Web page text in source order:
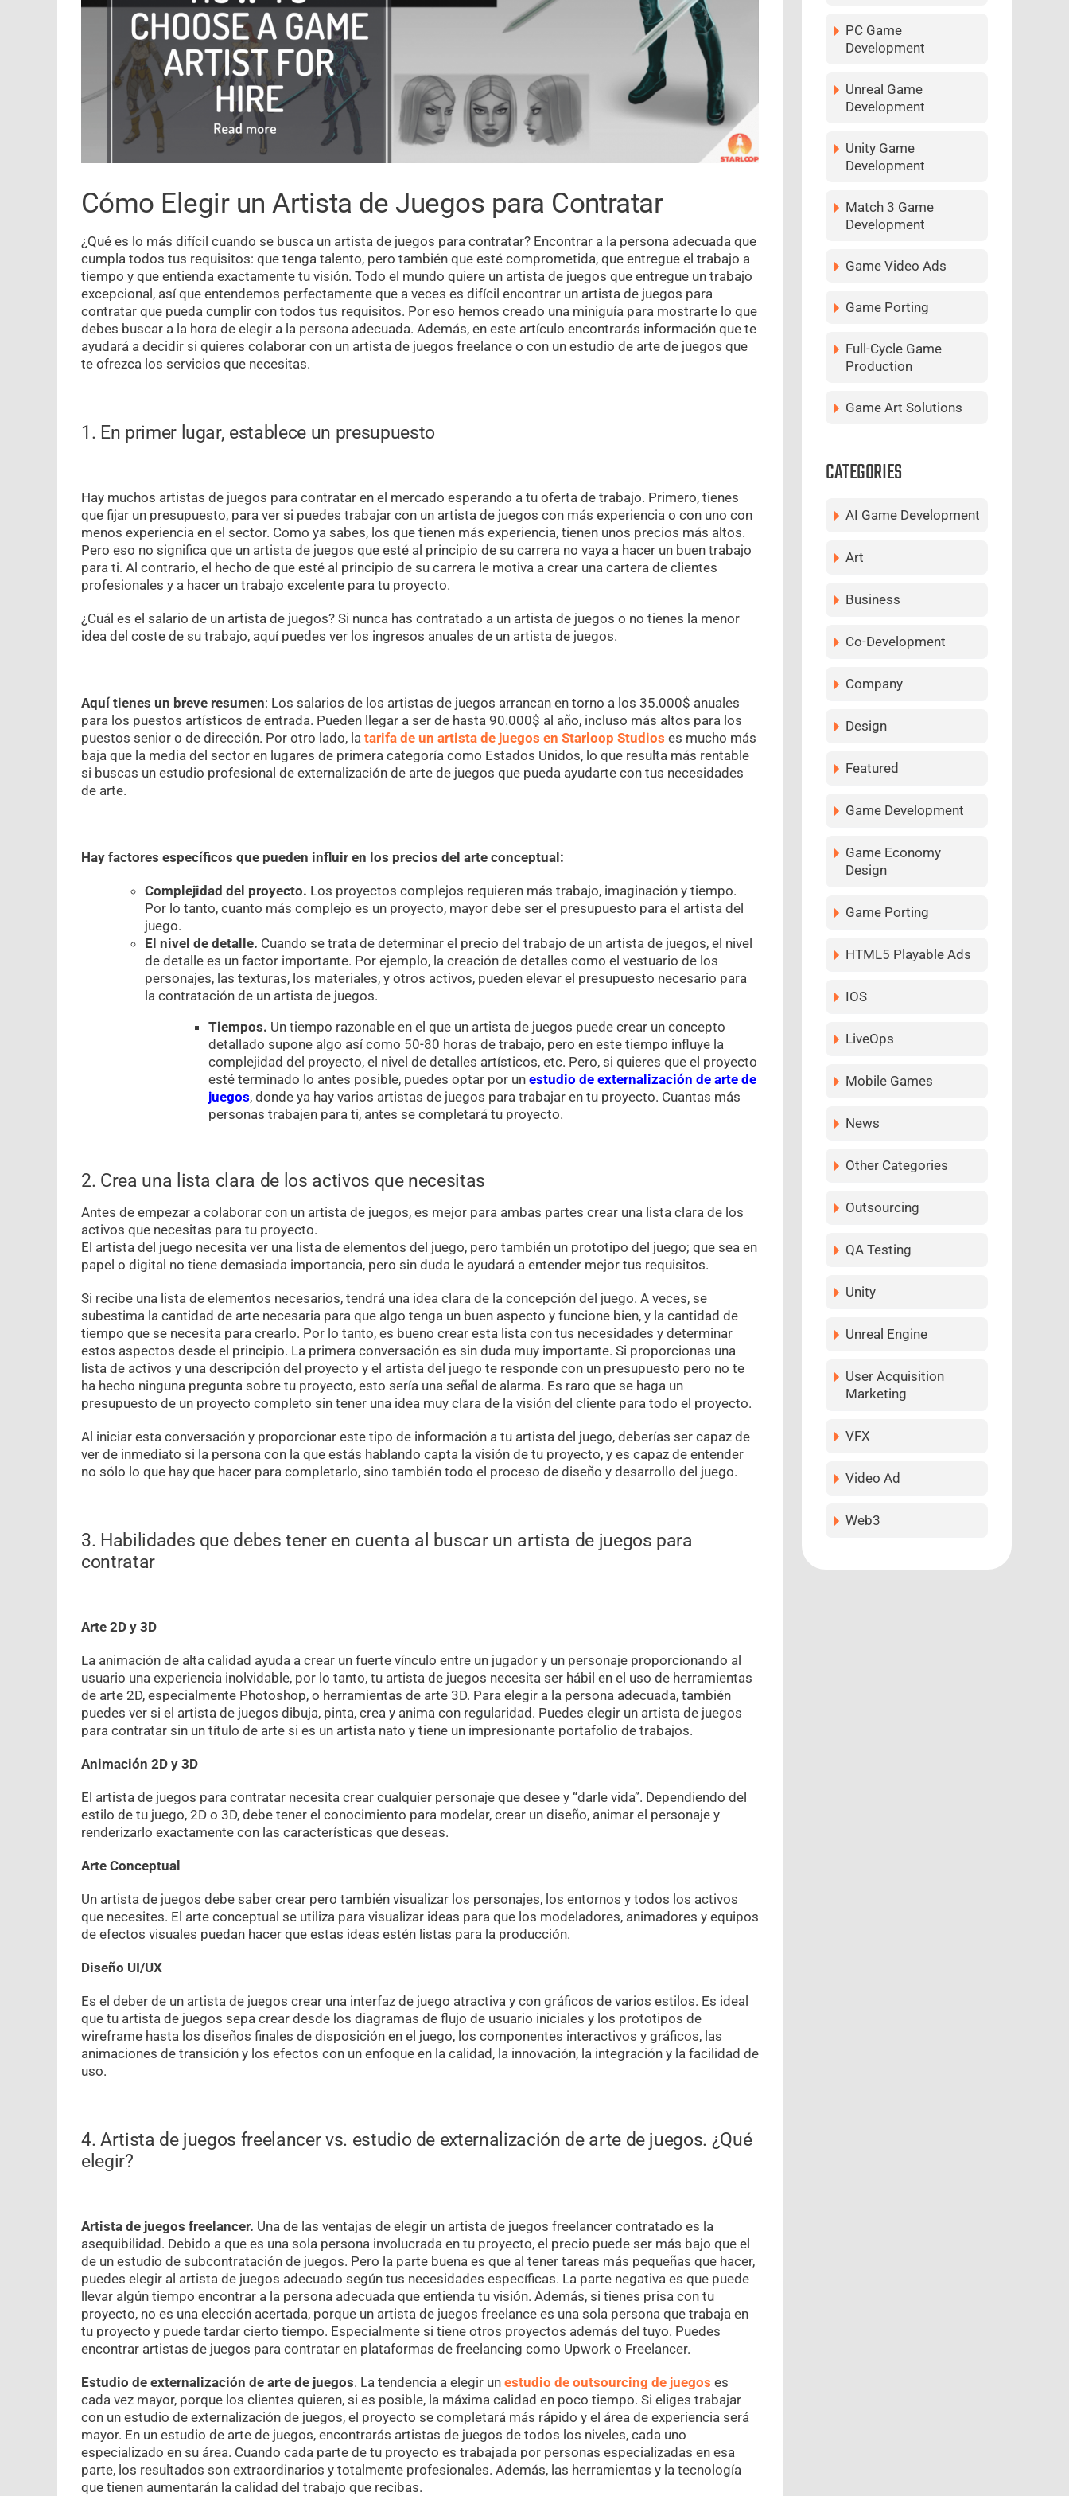
Cómo Elegir un Artista de Juegos para Contratar
¿Qué es lo más difícil cuando se busca un artista de juegos para contratar? Encontrar a la persona adecuada que
cumpla todos tus requisitos: que tenga talento, pero también que esté comprometida, que entregue el trabajo a
tiempo y que entienda exactamente tu visión. Todo el mundo quiere un artista de juegos que entregue un trabajo
excepcional, así que entendemos perfectamente que a veces es difícil encontrar un artista de juegos para
contratar que pueda cumplir con todos tus requisitos. Por eso hemos creado una miniguía para mostrarte lo que
debes buscar a la hora de elegir a la persona adecuada. Además, en este artículo encontrarás información que te
ayudará a decidir si quieres colaborar con un artista de juegos freelance o con un estudio de arte de juegos que
te ofrezca los servicios que necesitas.
1. En primer lugar, establece un presupuesto
Hay muchos artistas de juegos para contratar en el mercado esperando a tu oferta de trabajo. Primero, tienes
que fijar un presupuesto, para ver si puedes trabajar con un artista de juegos con más experiencia o con uno con
menos experiencia en el sector. Como ya sabes, los que tienen más experiencia, tienen unos precios más altos.
Pero eso no significa que un artista de juegos que esté al principio de su carrera no vaya a hacer un buen trabajo
para ti. Al contrario, el hecho de que esté al principio de su carrera le motiva a crear una cartera de clientes
profesionales y a hacer un trabajo excelente para tu proyecto.
¿Cuál es el salario de un artista de juegos? Si nunca has contratado a un artista de juegos o no tienes la menor
idea del coste de su trabajo, aquí puedes ver los ingresos anuales de un artista de juegos.
Aquí tienes un breve resumen: Los salarios de los artistas de juegos arrancan en torno a los 35.000$ anuales
para los puestos artísticos de entrada. Pueden llegar a ser de hasta 90.000$ al año, incluso más altos para los
puestos senior o de dirección. Por otro lado, la tarifa de un artista de juegos en Starloop Studios es mucho más
baja que la media del sector en lugares de primera categoría como Estados Unidos, lo que resulta más rentable
si buscas un estudio profesional de externalización de arte de juegos que pueda ayudarte con tus necesidades
de arte.
Hay factores específicos que pueden influir en los precios del arte conceptual:
Complejidad del proyecto. Los proyectos complejos requieren más trabajo, imaginación y tiempo.
Por lo tanto, cuanto más complejo es un proyecto, mayor debe ser el presupuesto para el artista del
juego.
El nivel de detalle. Cuando se trata de determinar el precio del trabajo de un artista de juegos, el nivel
de detalle es un factor importante. Por ejemplo, la creación de detalles como el vestuario de los
personajes, las texturas, los materiales, y otros activos, pueden elevar el presupuesto necesario para
la contratación de un artista de juegos.
Tiempos. Un tiempo razonable en el que un artista de juegos puede crear un concepto
detallado supone algo así como 50-80 horas de trabajo, pero en este tiempo influye la
complejidad del proyecto, el nivel de detalles artísticos, etc. Pero, si quieres que el proyecto
esté terminado lo antes posible, puedes optar por un estudio de externalización de arte de
juegos, donde ya hay varios artistas de juegos para trabajar en tu proyecto. Cuantas más
personas trabajen para ti, antes se completará tu proyecto.
2. Crea una lista clara de los activos que necesitas
Antes de empezar a colaborar con un artista de juegos, es mejor para ambas partes crear una lista clara de los
activos que necesitas para tu proyecto.
El artista del juego necesita ver una lista de elementos del juego, pero también un prototipo del juego; que sea en
papel o digital no tiene demasiada importancia, pero sin duda le ayudará a entender mejor tus requisitos.
Si recibe una lista de elementos necesarios, tendrá una idea clara de la concepción del juego. A veces, se
subestima la cantidad de arte necesaria para que algo tenga un buen aspecto y funcione bien, y la cantidad de
tiempo que se necesita para crearlo. Por lo tanto, es bueno crear esta lista con tus necesidades y determinar
estos aspectos desde el principio. La primera conversación es sin duda muy importante. Si proporcionas una
lista de activos y una descripción del proyecto y el artista del juego te responde con un presupuesto pero no te
ha hecho ninguna pregunta sobre tu proyecto, esto sería una señal de alarma. Es raro que se haga un
presupuesto de un proyecto completo sin tener una idea muy clara de la visión del cliente para todo el proyecto.
Al iniciar esta conversación y proporcionar este tipo de información a tu artista del juego, deberías ser capaz de
ver de inmediato si la persona con la que estás hablando capta la visión de tu proyecto, y es capaz de entender
no sólo lo que hay que hacer para completarlo, sino también todo el proceso de diseño y desarrollo del juego.
3. Habilidades que debes tener en cuenta al buscar un artista de juegos para
contratar
Arte 2D y 3D
La animación de alta calidad ayuda a crear un fuerte vínculo entre un jugador y un personaje proporcionando al
usuario una experiencia inolvidable, por lo tanto, tu artista de juegos necesita ser hábil en el uso de herramientas
de arte 2D, especialmente Photoshop, o herramientas de arte 3D. Para elegir a la persona adecuada, también
puedes ver si el artista de juegos dibuja, pinta, crea y anima con regularidad. Puedes elegir un artista de juegos
para contratar sin un título de arte si es un artista nato y tiene un impresionante portafolio de trabajos.
Animación 2D y 3D
El artista de juegos para contratar necesita crear cualquier personaje que desee y “darle vida”. Dependiendo del
estilo de tu juego, 2D o 3D, debe tener el conocimiento para modelar, crear un diseño, animar el personaje y
renderizarlo exactamente con las características que deseas.
Arte Conceptual
Un artista de juegos debe saber crear pero también visualizar los personajes, los entornos y todos los activos
que necesites. El arte conceptual se utiliza para visualizar ideas para que los modeladores, animadores y equipos
de efectos visuales puedan hacer que estas ideas estén listas para la producción.
Diseño UI/UX
Es el deber de un artista de juegos crear una interfaz de juego atractiva y con gráficos de varios estilos. Es ideal
que tu artista de juegos sepa crear desde los diagramas de flujo de usuario iniciales y los prototipos de
wireframe hasta los diseños finales de disposición en el juego, los componentes interactivos y gráficos, las
animaciones de transición y los efectos con un enfoque en la calidad, la innovación, la integración y la facilidad de
uso.
4. Artista de juegos freelancer vs. estudio de externalización de arte de juegos. ¿Qué
elegir?
Artista de juegos freelancer. Una de las ventajas de elegir un artista de juegos freelancer contratado es la
asequibilidad. Debido a que es una sola persona involucrada en tu proyecto, el precio puede ser más bajo que el
de un estudio de subcontratación de juegos. Pero la parte buena es que al tener tareas más pequeñas que hacer,
puedes elegir al artista de juegos adecuado según tus necesidades específicas. La parte negativa es que puede
llevar algún tiempo encontrar a la persona adecuada que entienda tu visión. Además, si tienes prisa con tu
proyecto, no es una elección acertada, porque un artista de juegos freelance es una sola persona que trabaja en
tu proyecto y puede tardar cierto tiempo. Especialmente si tiene otros proyectos además del tuyo. Puedes
encontrar artistas de juegos para contratar en plataformas de freelancing como Upwork o Freelancer.
Estudio de externalización de arte de juegos. La tendencia a elegir un estudio de outsourcing de juegos es
cada vez mayor, porque los clientes quieren, si es posible, la máxima calidad en poco tiempo. Si eliges trabajar
con un estudio de externalización de juegos, el proyecto se completará más rápido y el área de experiencia será
mayor. En un estudio de arte de juegos, encontrarás artistas de juegos de todos los niveles, cada uno
especializado en su área. Cuando cada parte de tu proyecto es trabajada por personas especializadas en esa
parte, los resultados son extraordinarios y totalmente profesionales. Además, las herramientas y la tecnología
que tienen aumentarán la calidad del trabajo que recibas.
PC Game
Development
Unreal Game
Development
Unity Game
Development
Match 3 Game
Development
Game Video Ads
Game Porting
Full-Cycle Game
Production
Game Art Solutions
CATEGORIES
AI Game Development
Art
Business
Co-Development
Company
Design
Featured
Game Development
Game Economy
Design
Game Porting
HTML5 Playable Ads
IOS
LiveOps
Mobile Games
News
Other Categories
Outsourcing
QA Testing
Unity
Unreal Engine
User Acquisition
Marketing
VFX
Video Ad
Web3